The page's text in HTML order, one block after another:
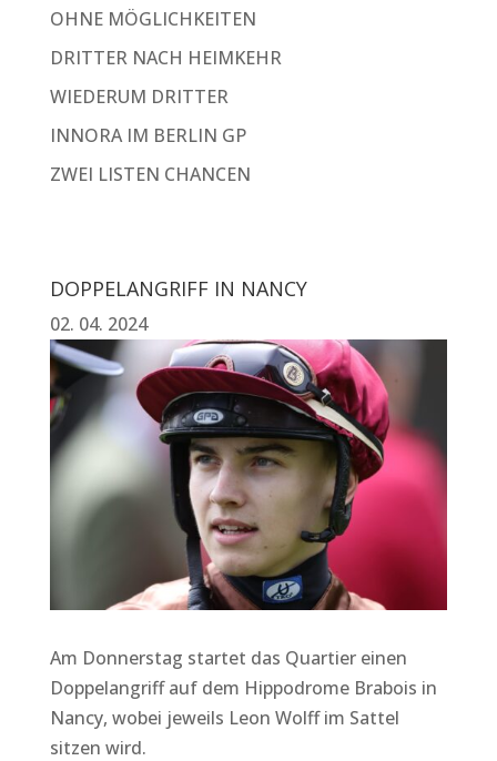
OHNE MÖGLICHKEITEN
DRITTER NACH HEIMKEHR
WIEDERUM DRITTER
INNORA IM BERLIN GP
ZWEI LISTEN CHANCEN
DOPPELANGRIFF IN NANCY
02. 04. 2024
Am Donnerstag startet das Quartier einen
Doppelangriff auf dem Hippodrome Brabois in
Nancy, wobei jeweils Leon Wolff im Sattel
sitzen wird.